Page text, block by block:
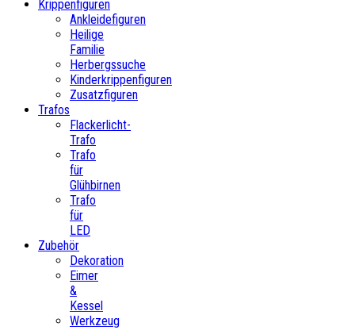
Krippenfiguren
Ankleidefiguren
Heilige
Familie
Herbergssuche
Kinderkrippenfiguren
Zusatzfiguren
Trafos
Flackerlicht-
Trafo
Trafo
für
Glühbirnen
Trafo
für
LED
Zubehör
Dekoration
Eimer
&
Kessel
Werkzeug